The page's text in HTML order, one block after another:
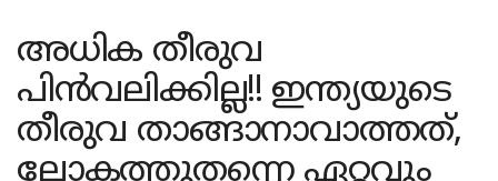
അധിക തീരുവ
പിൻവലിക്കില്ല!! ഇന്ത്യയു‌ടെ
തീരുവ താങ്ങാനാവാത്തത്,
ലോകത്തുതന്നെ ഏറ്റവും